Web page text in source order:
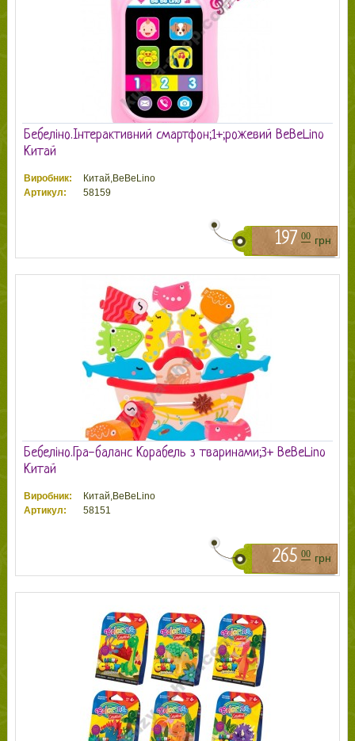
Бебеліно.Інтерактивний смартфон;1+;рожевий BeBeLino
Китай
Виробник:
Китай,BeBeLino
Артикул:
58159
197 00 грн
Бебеліно.Гра-баланс Корабель з тваринами;3+ BeBeLino
Китай
Виробник:
Китай,BeBeLino
Артикул:
58151
265 00 грн